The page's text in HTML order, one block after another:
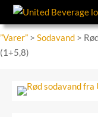
”Varer” > Sodavand >
(1+5,8)